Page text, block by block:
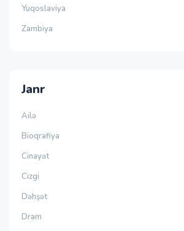
Yuqoslaviya
Zambiya
Janr
Ailə
Bioqrafiya
Cinayət
Cizgi
Dəhşət
Dram